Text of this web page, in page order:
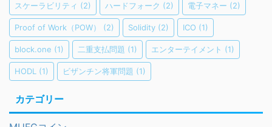
スケーラビリティ (2) ハードフォーク (2) 電子マネー (2)
Proof of Work（POW） (2) Solidity (2) ICO (1)
block.one (1) 二重支払問題 (1) エンターテイメント (1)
HODL (1) ビザンチン将軍問題 (1)
カテゴリー